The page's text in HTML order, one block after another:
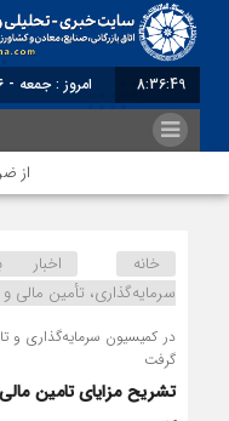
8:36:50 برابر با : Friday - 7 August - 2026
از
خانه اخبار
سرمایه‌گذاری، تأمین مالی و
در کمیسیون سرمایه‌گذاری و
گرفت
تشریح مزایای تامین